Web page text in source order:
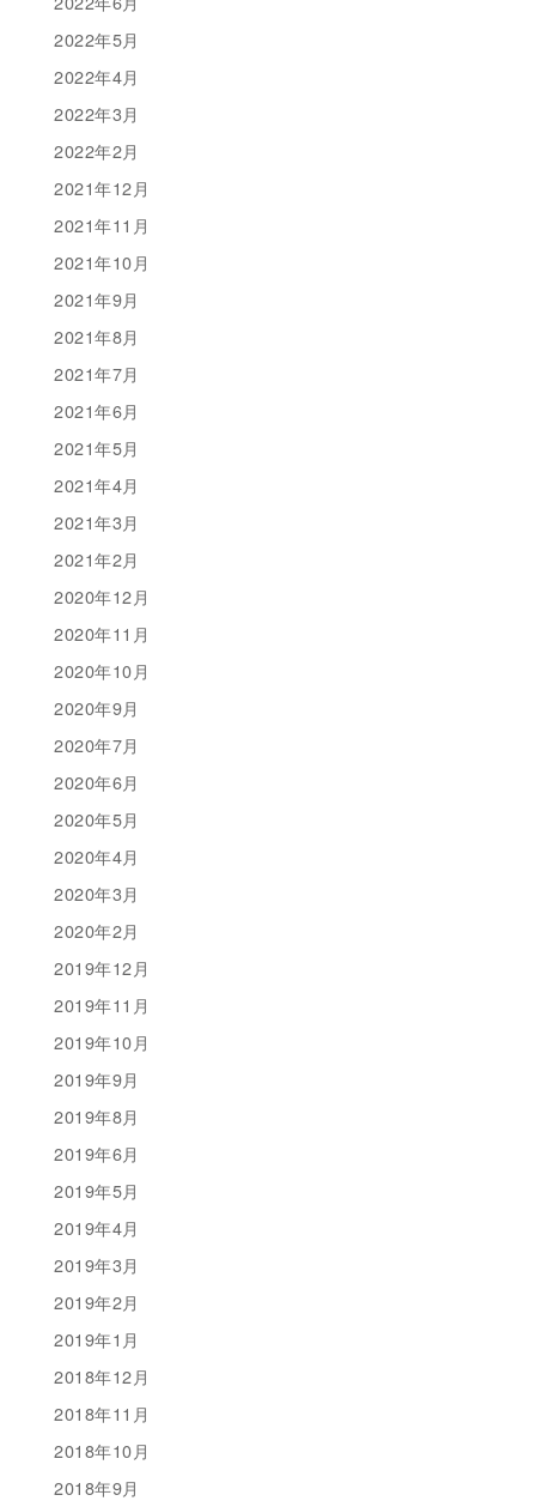
2022年5月
2022年4月
2022年3月
2022年2月
2021年12月
2021年11月
2021年10月
2021年9月
2021年8月
2021年7月
2021年6月
2021年5月
2021年4月
2021年3月
2021年2月
2020年12月
2020年11月
2020年10月
2020年9月
2020年7月
2020年6月
2020年5月
2020年4月
2020年3月
2020年2月
2019年12月
2019年11月
2019年10月
2019年9月
2019年8月
2019年6月
2019年5月
2019年4月
2019年3月
2019年2月
2019年1月
2018年12月
2018年11月
2018年10月
2018年9月